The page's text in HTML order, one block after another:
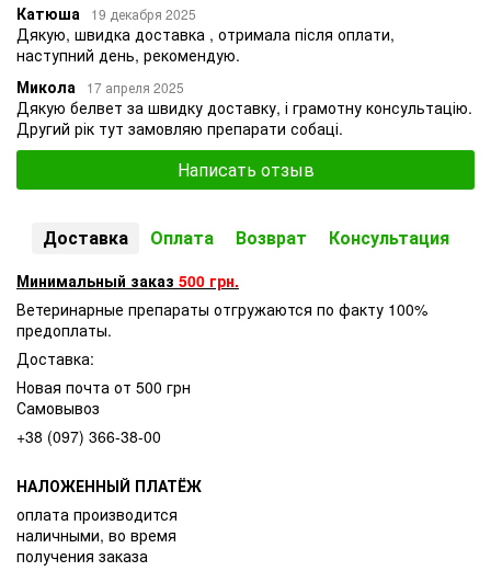
Катюша
19 декабря 2025
Дякую, швидка доставка , отримала після оплати,
наступний день, рекомендую.
Микола
17 апреля 2025
Дякую белвет за швидку доставку, і грамотну консультацію.
Другий рік тут замовляю препарати собаці.
Написать отзыв
Доставка Оплата Возврат Консультация
Минимальный заказ 500 грн.
Ветеринарные препараты отгружаются по факту 100%
предоплаты.
Доставка:
Новая почта от 500 грн
Самовывоз
+38 (097) 366-38-00
НАЛОЖЕННЫЙ ПЛАТЁЖ
оплата производится
наличными, во время
получения заказа